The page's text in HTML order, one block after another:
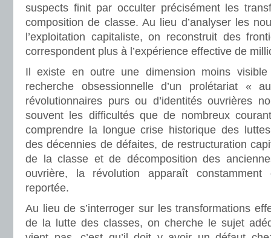
suspects finit par occulter précisément les
composition de classe. Au lieu d’analyser les
l’exploitation capitaliste, on reconstruit des
correspondent plus à l’expérience effective de
Il existe en outre une dimension moins
recherche obsessionnelle d’un prolétariat «
révolutionnaires purs ou d’identités ouvrières
souvent les difficultés que de nombreux
comprendre la longue crise historique des
des décennies de défaites, de restructuration
de la classe et de décomposition des
ouvrière, la révolution apparaît constamment
reportée.
Au lieu de s’interroger sur les transformations
de la lutte des classes, on cherche le sujet